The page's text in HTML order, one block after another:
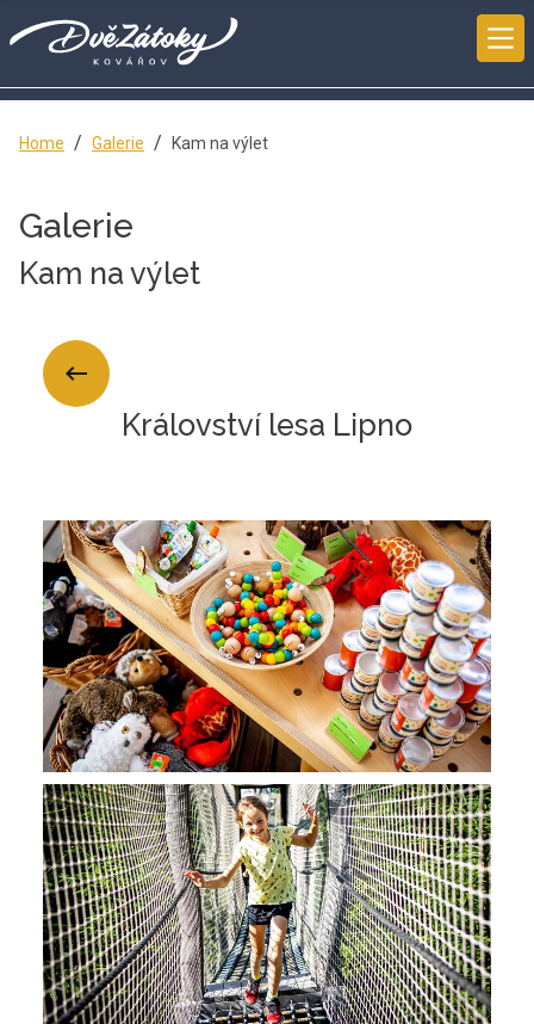
Home Galerie Kam na výlet
Galerie
Kam na výlet
Království lesa Lipno